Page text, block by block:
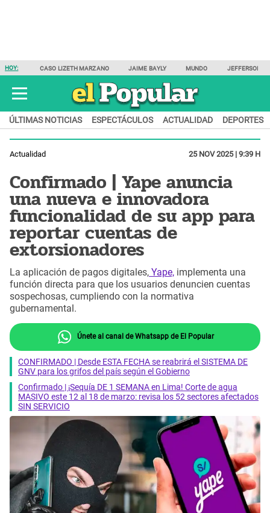
HOY: CASO LIZETH MARZANO JAIME BAYLY MUNDO JEFFERSON
ÚLTIMAS NOTICIAS ESPECTÁCULOS ACTUALIDAD DEPORTES
Actualidad 25 NOV 2025 | 9:39 H
Confirmado | Yape anuncia
una nueva e innovadora
funcionalidad de su app para
reportar cuentas de
extorsionadores
La aplicación de pagos digitales, Yape, implementa una
función directa para que los usuarios denuncien cuentas
sospechosas, cumpliendo con la normativa
gubernamental.
Únete al canal de Whatsapp de El Popular
CONFIRMADO | Desde ESTA FECHA se reabrirá el SISTEMA DE
GNV para los grifos del país según el Gobierno
Confirmado | ¡Sequía DE 1 SEMANA en Lima! Corte de agua
MASIVO este 12 al 18 de marzo: revisa los 52 sectores afectados
SIN SERVICIO